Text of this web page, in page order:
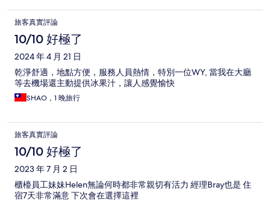
旅客真實評論
10/10 好極了
2024 年 4 月 21 日
乾淨舒適，地點方便，服務人員熱情，特別一位WY, 當我在大廳
等去機場還主動提供冰果汁，讓人感覺愉快
SHAO，1 晚旅行
旅客真實評論
10/10 好極了
2023 年 7 月 2 日
櫃檯員工妹妹Helen無論何時都非常親切有活力 經理Bray也是 住
宿7天非常滿意 下次會在選擇這裡